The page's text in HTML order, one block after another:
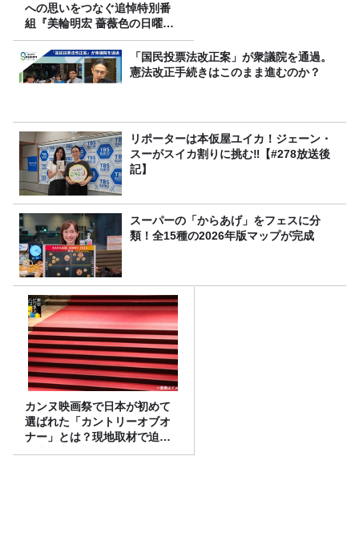
への思いをつなぐ追悼特別番
組『美輪明宏 薔薇色の日曜日
～ごきげんよう、ルンルン
～』8/9（日）16時放送「国民投票法改正案」が衆議院を通過。
憲法改正手続きはこのまま進むのか？
リポーターは本仮屋ユイカ！ジェーン・
スーがスイカ割りに挑む‼【#278放送後
記】
スーパーの「からあげ」をフェスに分
類！全15種の2026年版マップが完成
カンヌ映画祭で日本が初めて
選ばれた「カントリーオブオ
ナー」とは？現地取材で迫る
選出の意味